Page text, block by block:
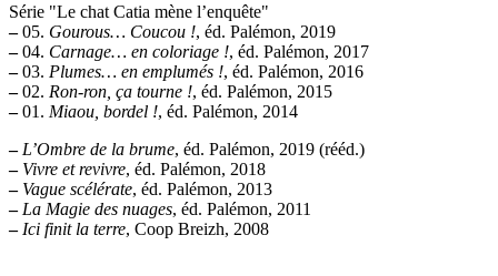
Série "Le chat Catia mène l’enquête"
–05. Gourous… Coucou !, éd. Palémon, 2019
–04. Carnage… en coloriage !, éd. Palémon, 2017
–03. Plumes… en emplumés !, éd. Palémon, 2016
–02. Ron-ron, ça tourne !, éd. Palémon, 2015
–01. Miaou, bordel !, éd. Palémon, 2014
– L’Ombre de la brume, éd. Palémon, 2019 (rééd.)
– Vivre et revivre, éd. Palémon, 2018
– Vague scélérate, éd. Palémon, 2013
– La Magie des nuages, éd. Palémon, 2011
– Ici finit la terre, Coop Breizh, 2008